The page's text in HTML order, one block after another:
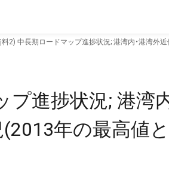
料2) 中長期ロードマップ進捗状況; 港湾内・港湾
進捗状況; 港湾
年の最高値